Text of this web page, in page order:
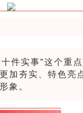
件实事”这个重
加夯实、特色亮
象。